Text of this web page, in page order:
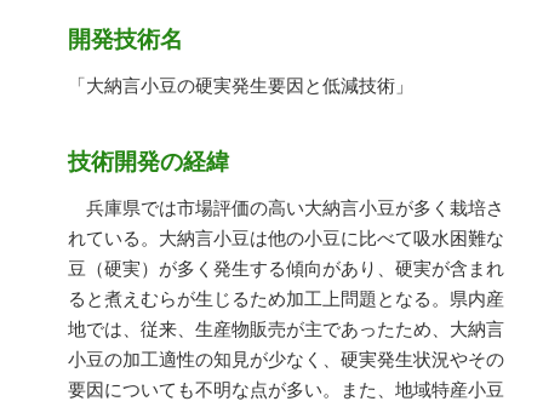
開発技術名
「大納言小豆の硬実発生要因と低減技術」
技術開発の経緯
兵庫県では市場評価の高い大納言小豆が多く栽培さ
れている。大納言小豆は他の小豆に比べて吸水困難な
豆（硬実）が多く発生する傾向があり、硬実が含まれ
ると煮えむらが生じるため加工上問題となる。県内産
地では、従来、生産物販売が主であったため、大納言
小豆の加工適性の知見が少なく、硬実発生状況やその
要因についても不明な点が多い。また、地域特産小豆